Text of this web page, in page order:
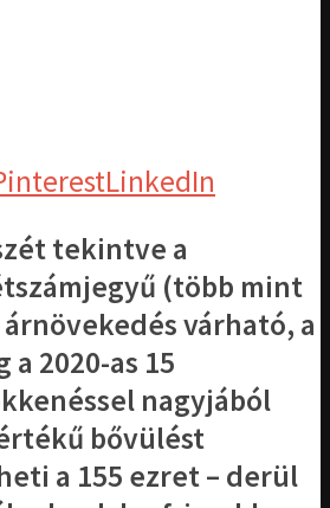
LinkedIn
tekintve a
(több mint
árnövekedés várható, a
2020-as 15
nagyjából
bővülést
a 155 ezret – derül